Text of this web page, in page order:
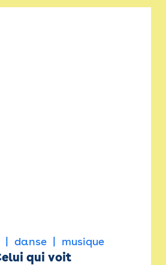
danse musique
qui voit